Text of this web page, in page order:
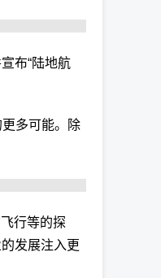
布“陆地航
多可能。除
行等的探
发展注入更